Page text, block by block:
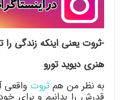
-ثروت یعنی اینکه زندگی را
هنری دیوید تورو
به نظر من همثروت